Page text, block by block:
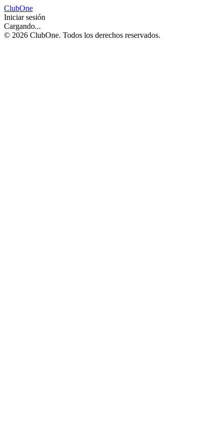
ClubOne
Iniciar sesión
Cargando...
© 2026 ClubOne. Todos los derechos reservados.